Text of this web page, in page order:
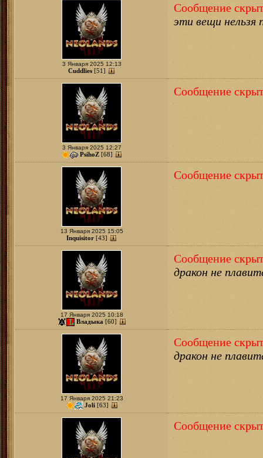
3 Января 2025 12:13
Cuddlies [51]
Сообщение
эти вещи нельзя
3 Января 2025 12:27
PsihoZ [68]
Сообщение
13 Января 2025 15:05
Inquisitor [43]
Сообщение
17 Января 2025 10:18
Владыка [60]
Сообщение
дракон не
17 Января 2025 21:23
Joli [63]
Сообщение
дракон не
Сообщение